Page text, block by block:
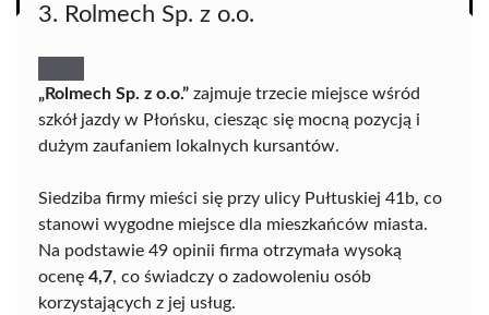
3. Rolmech Sp. z o.o.
„Rolmech Sp. z o.o.” zajmuje trzecie miejsce wśród
szkół jazdy w Płońsku, ciesząc się mocną pozycją i
dużym zaufaniem lokalnych kursantów.
Siedziba firmy mieści się przy ulicy Pułtuskiej 41b, co
stanowi wygodne miejsce dla mieszkańców miasta.
Na podstawie 49 opinii firma otrzymała wysoką
ocenę 4,7, co świadczy o zadowoleniu osób
korzystających z jej usług.